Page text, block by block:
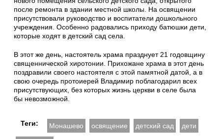
после ремонта в здании местной школы. На освящении
присутствовали руководство и воспитатели дошкольного
учреждения. Особенно радовались приходу батюшки дети,
которые ходят в детский сад села.
В этот же день, настоятель храма празднует 21 годовщину
священнической хиротонии. Прихожане храма в этот день
поздравили своего настоятеля с этой памятной датой, а в
свою очередь протоиерей Владимир поблагодарил всех
присутствующих, без которых жизнь церкви в селе была
бы невозможной.
Теги: Монашево освящение детский сад дети